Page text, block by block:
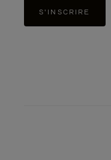
S'INSCRIRE